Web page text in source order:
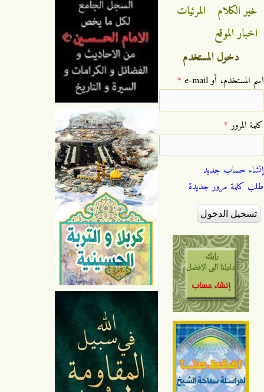
خير الكلام
المرئيات
اخبار الموقع
دخول المستخدم
‏اسم المستخدم، أو e-mail ‏ *
‏كلمة المرور ‏*
إنشاء حساب جديد
طلب كلمة مرور جديدة